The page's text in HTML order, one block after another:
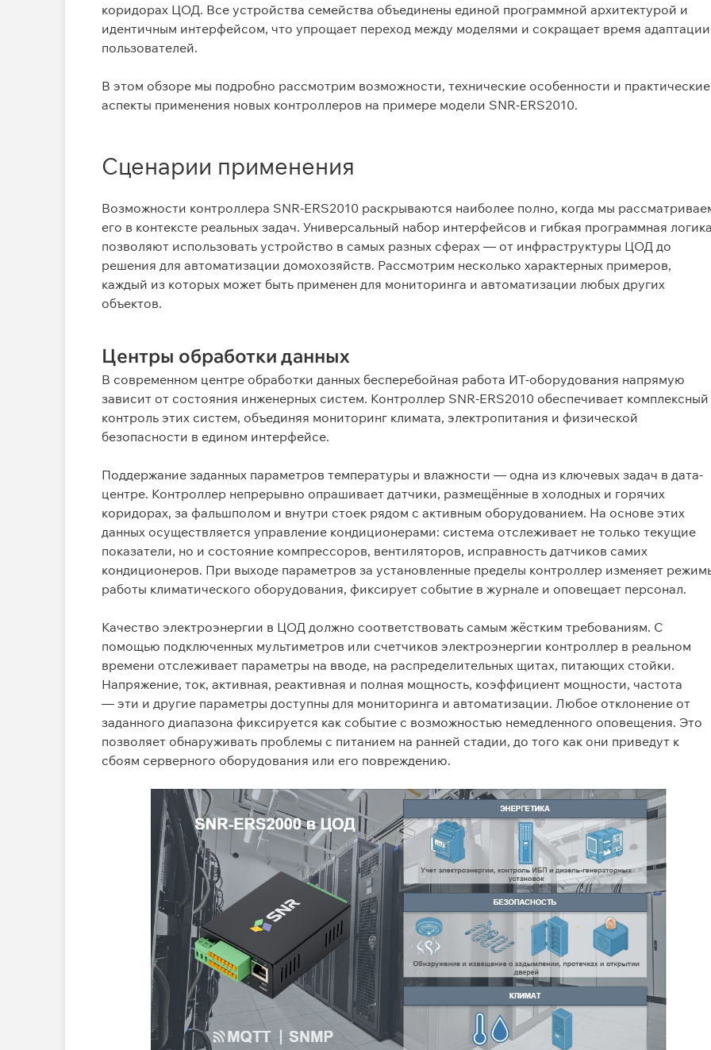
коридорах ЦОД. Все устройства семейства объединены единой программной архитектурой и
идентичным интерфейсом, что упрощает переход между моделями и сокращает время адаптации
пользователей.
В этом обзоре мы подробно рассмотрим возможности, технические особенности и практические
аспекты применения новых контроллеров на примере модели SNR‑ERS2010.
Сценарии применения
Возможности контроллера SNR‑ERS2010 раскрываются наиболее полно, когда мы
его в контексте реальных задач. Универсальный набор интерфейсов и гибкая программная
позволяют использовать устройство в самых разных сферах — от инфраструктуры ЦОД до
решения для автоматизации домохозяйств. Рассмотрим несколько характерных примеров,
каждый из которых может быть применен для мониторинга и автоматизации любых других
объектов.
Центры обработки данных
В современном центре обработки данных бесперебойная работа ИТ-оборудования напрямую
зависит от состояния инженерных систем. Контроллер SNR-ERS2010 обеспечивает комплексный
контроль этих систем, объединяя мониторинг климата, электропитания и физической
безопасности в едином интерфейсе.
Поддержание заданных параметров температуры и влажности — одна из ключевых задач в дата-
центре. Контроллер непрерывно опрашивает датчики, размещённые в холодных и горячих
коридорах, за фальшполом и внутри стоек рядом с активным оборудованием. На основе этих
данных осуществляется управление кондиционерами: система отслеживает не только текущие
показатели, но и состояние компрессоров, вентиляторов, исправность датчиков самих
кондиционеров. При выходе параметров за установленные пределы контроллер изменяет
работы климатического оборудования, фиксирует событие в журнале и оповещает персонал.
Качество электроэнергии в ЦОД должно соответствовать самым жёстким требованиям. С
помощью подключенных мультиметров или счетчиков электроэнергии контроллер в реальном
времени отслеживает параметры на вводе, на распределительных щитах, питающих стойки.
Напряжение, ток, активная, реактивная и полная мощность, коэффициент мощности, частота
— эти и другие параметры доступны для мониторинга и автоматизации. Любое отклонение от
заданного диапазона фиксируется как событие с возможностью немедленного оповещения. Это
позволяет обнаруживать проблемы с питанием на ранней стадии, до того как они приведут к
сбоям серверного оборудования или его повреждению.